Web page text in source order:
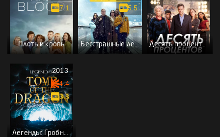
Плоть и кровь
7.1
Бесстрашные летуны
5.5
Десять процентов
Легенды: Гробница дракона
2013
4.4
3.8